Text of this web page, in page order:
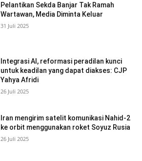
Pelantikan Sekda Banjar Tak Ramah
Wartawan, Media Diminta Keluar
31 Juli 2025
Integrasi AI, reformasi peradilan kunci
untuk keadilan yang dapat diakses: CJP
Yahya Afridi
26 Juli 2025
Iran mengirim satelit komunikasi Nahid-2
ke orbit menggunakan roket Soyuz Rusia
26 Juli 2025